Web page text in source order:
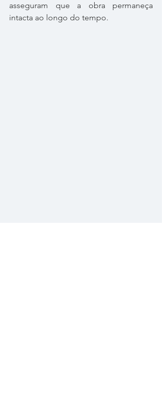
asseguram que a obra permaneça
intacta ao longo do tempo.